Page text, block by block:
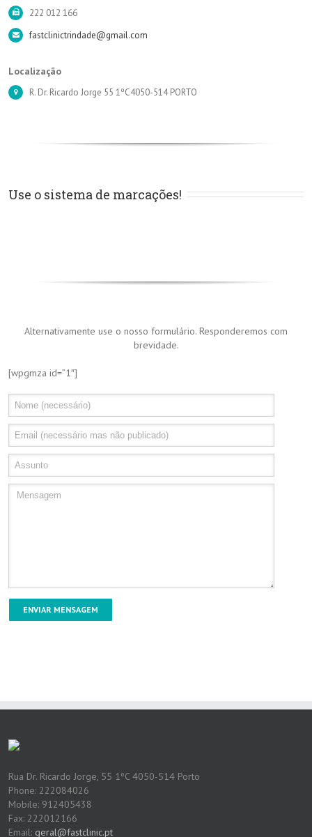
222 012 166
fastclinictrindade@gmail.com
Localização
R. Dr. Ricardo Jorge 55 1ºC4050-514 PORTO
Use o sistema de marcações!
Alternativamente use o nosso formulário. Responderemos com
brevidade.
[wpgmza id=”1″]
Rua Dr. Ricardo Jorge, 55 1ºC 4050-514 Porto
Phone: 222084026
Mobile: 912405438
Fax: 222012166
Email: geral@fastclinic.pt